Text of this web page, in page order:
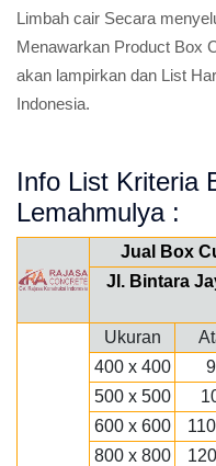
Limbah cair Secara
Menawarkan Product Box
akan lampirkan dan List
Indonesia.
Info List Kriteria
Lemahmulya :
Jual Box
Jl. Bintara
Ukuran
400 x 400
500 x 500
600 x 600
800 x 800